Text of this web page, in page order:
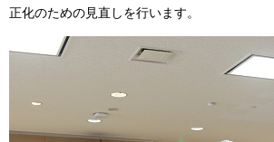
正化のための見直しを行います。